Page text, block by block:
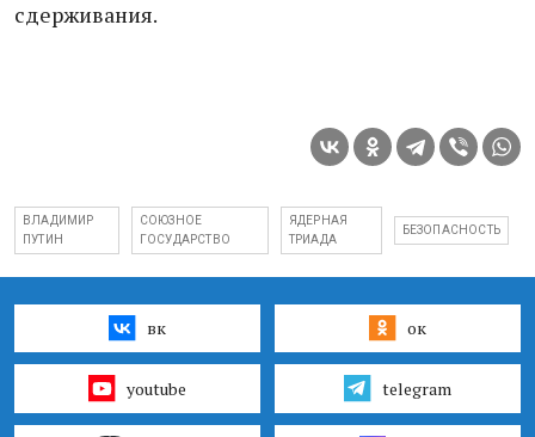
сдерживания.
ВЛАДИМИР
ПУТИН
СОЮЗНОЕ
ГОСУДАРСТВО
ЯДЕРНАЯ
ТРИАДА
БЕЗОПАСНОСТЬ
вк ок
youtube telegram